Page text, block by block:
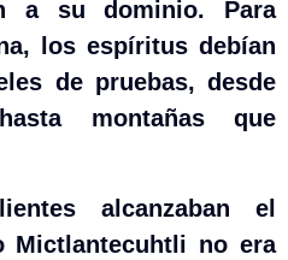
a su dominio. Para
los espíritus debían
de pruebas, desde
montañas que
alcanzaban el
Mictlantecuhtli no era